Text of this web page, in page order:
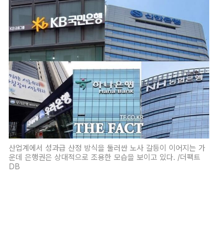
산업계에서 성과급 산정 방식을 둘러싼 노사 갈등이 이어지는 가
운데 은행권은 상대적으로 조용한 모습을 보이고 있다. /더팩트
DB